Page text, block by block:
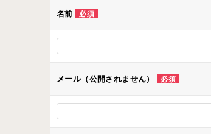
ー
名前 必須
メール（公開されません） 必須